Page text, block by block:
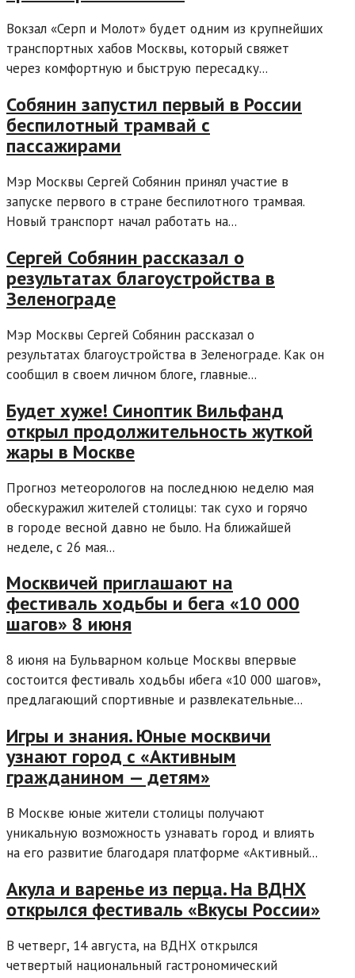
Вокзал «Серп и Молот» будет одним из крупнейших
транспортных хабов Москвы, который свяжет
через комфортную и быструю пересадку...
Собянин запустил первый в России
беспилотный трамвай с
пассажирами
Мэр Москвы Сергей Собянин принял участие в
запуске первого в стране беспилотного трамвая.
Новый транспорт начал работать на...
Сергей Собянин рассказал о
результатах благоустройства в
Зеленограде
Мэр Москвы Сергей Собянин рассказал о
результатах благоустройства в Зеленограде. Как он
сообщил в своем личном блоге, главные...
Будет хуже! Синоптик Вильфанд
открыл продолжительность жуткой
жары в Москве
Прогноз метеорологов на последнюю неделю мая
обескуражил жителей столицы: так сухо и горячо
в городе весной давно не было. На ближайшей
неделе, с 26 мая...
Москвичей приглашают на
фестиваль ходьбы и бега «10 000
шагов» 8 июня
8 июня на Бульварном кольце Москвы впервые
состоится фестиваль ходьбы ибега «10 000 шагов»,
предлагающий спортивные и развлекательные...
Игры и знания. Юные москвичи
узнают город с «Активным
гражданином — детям»
В Москве юные жители столицы получают
уникальную возможность узнавать город и влиять
на его развитие благодаря платформе «Активный...
Акула и варенье из перца. На ВДНХ
открылся фестиваль «Вкусы России»
В четверг, 14 августа, на ВДНХ открылся
четвертый национальный гастрономический